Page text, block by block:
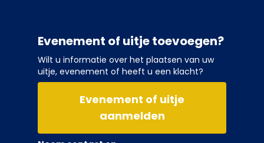
Evenement of uitje toevoegen?
Wilt u informatie over het plaatsen van uw
uitje, evenement of heeft u een klacht?
Evenement of uitje
aanmelden